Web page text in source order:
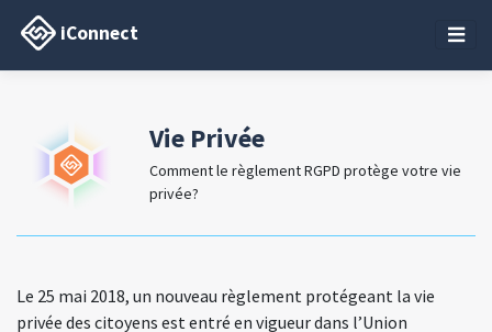
iConnect
Vie Privée
Comment le règlement RGPD protège votre vie
privée?
Le 25 mai 2018, un nouveau règlement protégeant la vie
privée des citoyens est entré en vigueur dans l’Union